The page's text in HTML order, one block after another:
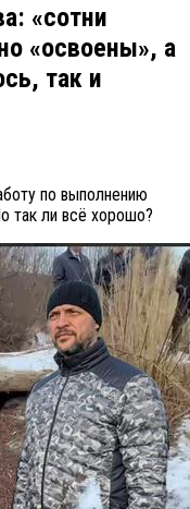
«сотни
«освоены», а
так и
по выполнению
так ли всё хорошо?